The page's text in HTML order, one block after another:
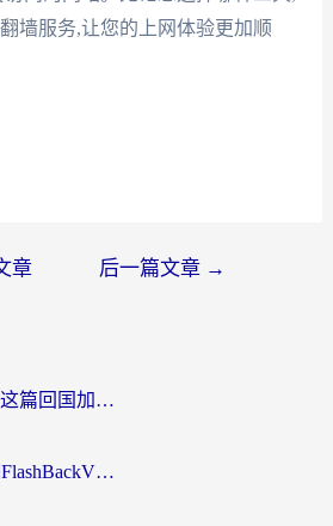
墙服务,让您的上网体验更加顺
章 后一篇文章 →
美国看世界杯总卡？这篇回国加速器指南帮你无缝刷国内资源（附苹果手机VPN设置步骤）
穿梭VPN好用吗？和FlashBackVPN对比哪个回国效果更好？